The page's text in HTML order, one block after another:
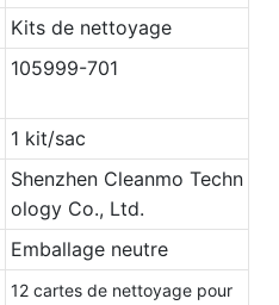
Kits de nettoyage
105999-701
1 kit/sac
Shenzhen Cleanmo Techn
ology Co., Ltd.
Emballage neutre
12 cartes de nettoyage pour